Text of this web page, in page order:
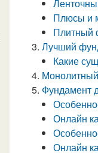
Плюсы и
Плитный
Лучший
Какие
Фундамент
Онлайн
Онлайн